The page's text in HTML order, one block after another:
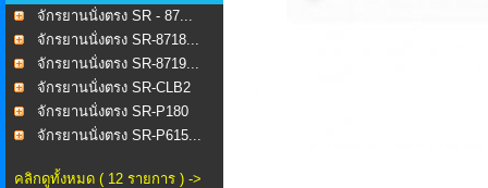
จักรยานนั่งตรง SR - 87...
จักรยานนั่งตรง SR-8718...
จักรยานนั่งตรง SR-8719...
จักรยานนั่งตรง SR-CLB2
จักรยานนั่งตรง SR-P180
จักรยานนั่งตรง SR-P615...
คลิกดูทั้งหมด ( 12 รายการ ) ->